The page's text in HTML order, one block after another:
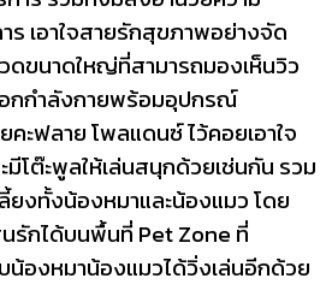
ร เอาใจสายรักสุขภาพอย่างจัด
ดขนาดใหญ่ที่สามารถมองเห็นวิว
กกำลังกายพร้อมอุปกรณ์
ะฟลาย โพลแดนซ์ ไว้คอยเอาใจ
โต๊ะพูลให้เล่นสนุกด้วยเช่นกัน รวม
ยงทั้งน้องหมาและน้องแมว โดย
รักได้บนพื้นที่ Pet Zone ที่
น้องหมาน้องแมวได้วิ่งเล่นอีกด้วย